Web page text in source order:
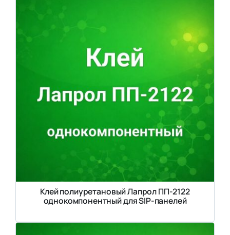
Клей полиуретановый Лапрол ПП-2122
однокомпонентный для SIP-панелей